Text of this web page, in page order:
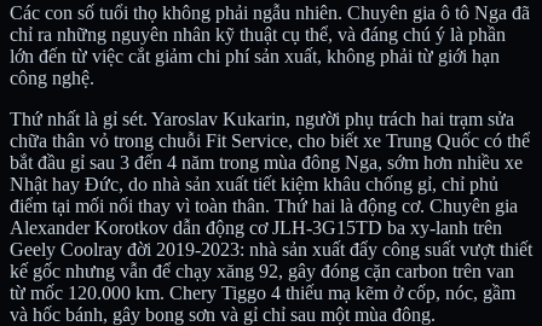
Các con số tuổi thọ không phải ngẫu nhiên. Chuyên gia ô tô Nga đã
chỉ ra những nguyên nhân kỹ thuật cụ thể, và đáng chú ý là phần
lớn đến từ việc cắt giảm chi phí sản xuất, không phải từ giới hạn
công nghệ.
Thứ nhất là gỉ sét. Yaroslav Kukarin, người phụ trách hai trạm sửa
chữa thân vỏ trong chuỗi Fit Service, cho biết xe Trung Quốc có thể
bắt đầu gỉ sau 3 đến 4 năm trong mùa đông Nga, sớm hơn nhiều xe
Nhật hay Đức, do nhà sản xuất tiết kiệm khâu chống gỉ, chỉ phủ
điểm tại mối nối thay vì toàn thân. Thứ hai là động cơ. Chuyên gia
Alexander Korotkov dẫn động cơ JLH-3G15TD ba xy-lanh trên
Geely Coolray đời 2019-2023: nhà sản xuất đẩy công suất vượt thiết
kế gốc nhưng vẫn để chạy xăng 92, gây đóng cặn carbon trên van
từ mốc 120.000 km. Chery Tiggo 4 thiếu mạ kẽm ở cốp, nóc, gầm
và hốc bánh, gây bong sơn và gỉ chỉ sau một mùa đông.